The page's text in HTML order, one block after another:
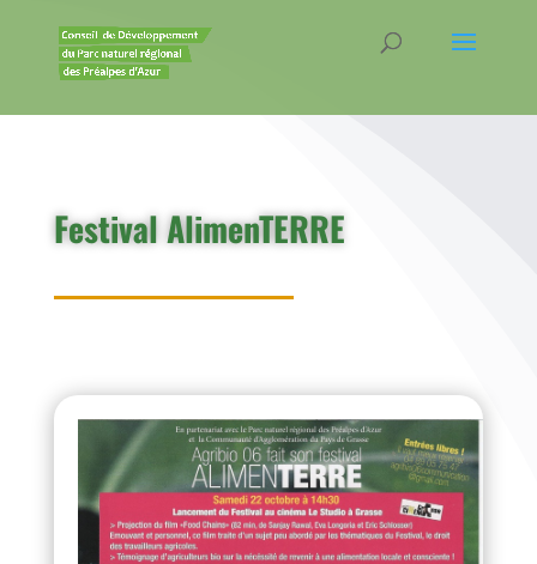
Festival AlimenTERRE